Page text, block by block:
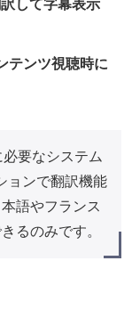
して字幕表示
テンツ視聴時に
要なシステム
ョンで翻訳機能
語やフランス
るのみです。